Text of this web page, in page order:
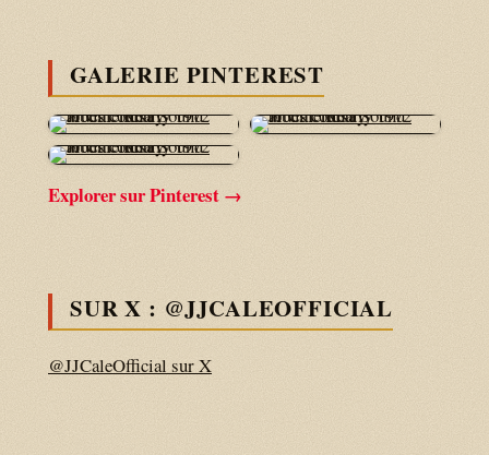
GALERIE PINTEREST
Explorer sur Pinterest →
SUR X : @JJCALEOFFICIAL
@JJCaleOfficial sur X